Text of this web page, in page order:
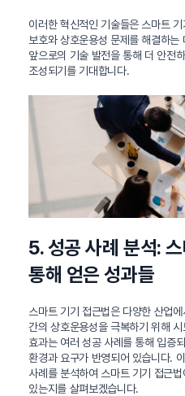
이러한 혁신적인 기술들은 스마트
보호와 상호운용성 문제를 해결하
앞으로의 기술 발전을 통해 더 안전
조성되기를 기대합니다.
5. 성공 사례 분석:
통해 얻은 성과들
스마트 기기 접근법은 다양한 산업
간의 상호운용성을 극복하기 위해
효과는 여러 성공 사례를 통해 입증
환경과 요구가 반영되어 있습니다.
사례를 분석하여 스마트 기기 접근
있는지를 살펴보겠습니다.